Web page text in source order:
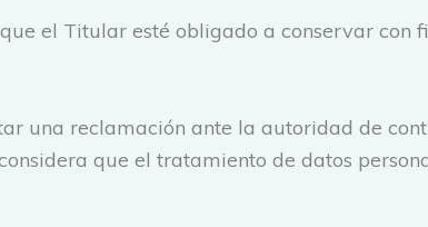
el Titular esté obligado a conservar con
una reclamación ante la autoridad de
que el tratamiento de datos